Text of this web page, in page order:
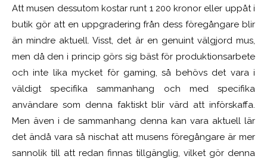
Att musen dessutom kostarrunt 1 200 kronor eller uppåt i
butik gör att en uppgradering från dess föregångare blir
än mindre aktuell. Visst, det är en genuint välgjord mus,
men då den i princip görs sig bäst för produktionsarbete
och inte lika mycket för gaming, så behövs det vara i
väldigt specifika sammanhang och med specifika
användare som denna faktiskt blir värd att införskaffa.
Men även i de sammanhang denna kan vara aktuell lär
det ändå vara så nischat att musens föregångare är mer
sannolik till att redan finnas tillgänglig, vilket gör denna